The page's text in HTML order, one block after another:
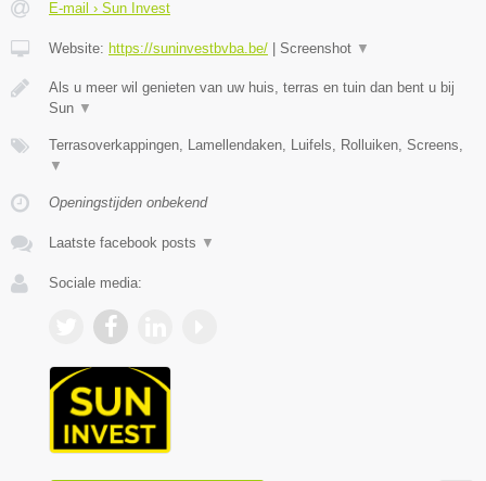
E-mail › Sun Invest
Website: https://suninvestbvba.be/ Screenshot ▼
Als u meer wil genieten van uw huis, terras en tuin dan bent u bij
Sun ▼
Terrasoverkappingen, Lamellendaken, Luifels, Rolluiken, Screens,
▼
Openingstijden onbekend
Laatste facebook posts ▼
Sociale media: